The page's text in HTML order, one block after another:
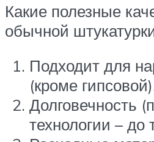
Какие полезные
обычной
Подходит для
(кроме
Долговечность
технологии – до